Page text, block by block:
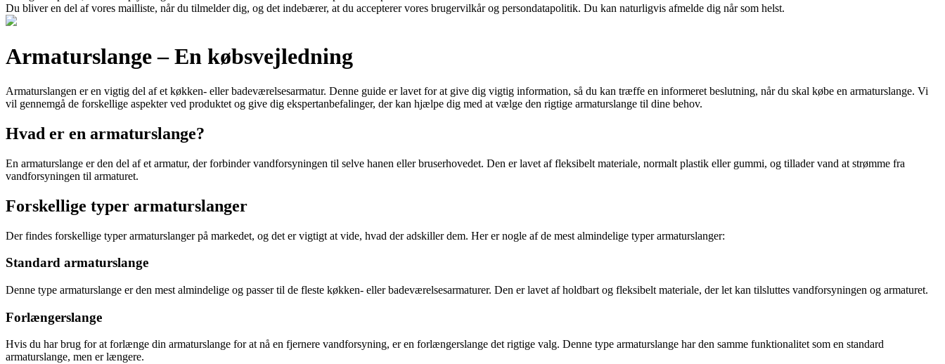
Du bliver en del af vores mailliste, når du tilmelder dig, og det indebærer, at du accepterer vores brugervilkår og persondatapolitik. Du kan naturligvis afmelde dig når som helst.
Armaturslange – En købsvejledning
Armaturslangen er en vigtig del af et køkken- eller badeværelsesarmatur. Denne guide er lavet for at give dig vigtig information, så du kan træffe en informeret beslutning, når du skal købe en armaturslange. Vi
vil gennemgå de forskellige aspekter ved produktet og give dig ekspertanbefalinger, der kan hjælpe dig med at vælge den rigtige armaturslange til dine behov.
Hvad er en armaturslange?
En armaturslange er den del af et armatur, der forbinder vandforsyningen til selve hanen eller bruserhovedet. Den er lavet af fleksibelt materiale, normalt plastik eller gummi, og tillader vand at strømme fra
vandforsyningen til armaturet.
Forskellige typer armaturslanger
Der findes forskellige typer armaturslanger på markedet, og det er vigtigt at vide, hvad der adskiller dem. Her er nogle af de mest almindelige typer armaturslanger:
Standard armaturslange
Denne type armaturslange er den mest almindelige og passer til de fleste køkken- eller badeværelsesarmaturer. Den er lavet af holdbart og fleksibelt materiale, der let kan tilsluttes vandforsyningen og armaturet.
Forlængerslange
Hvis du har brug for at forlænge din armaturslange for at nå en fjernere vandforsyning, er en forlængerslange det rigtige valg. Denne type armaturslange har den samme funktionalitet som en standard
armaturslange, men er længere.